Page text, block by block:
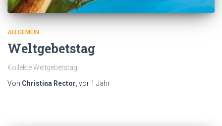
ALLGEMEIN
Weltgebetstag
Kollekte Weltgebetstag
Von Christina Rector , vor 1 Jahr